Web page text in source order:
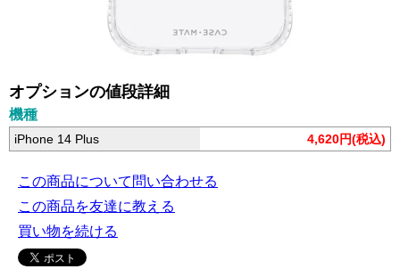
オプションの値段詳細
機種
iPhone 14 Plus 4,620円(税込)
この商品について問い合わせる
この商品を友達に教える
買い物を続ける